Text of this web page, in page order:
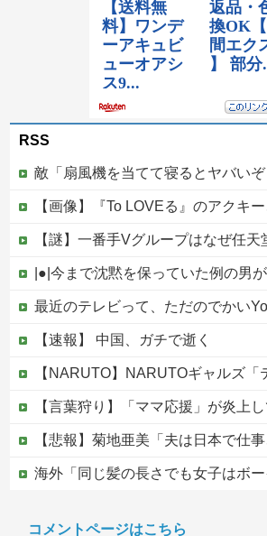
RSS
敵「扇風機を当てて寝るとヤバいぞ！」 ワイ「大丈夫
【画像】『To LOVEる』のアクキー、不評だ
【謎】一番手Vグループはなぜ任天堂からあそこ
|●|今まで沈黙を保っていた例の男が反高市活動を再開した模様、財務省
最近のテレビって、ただのでかいYouTube
【速報】 中国、ガチで逝く
【NARUTO】NARUTOギャルズ「テンテン再販)」フィ
【言葉狩り】「ママ応援」が炎上して謝
【悲報】菊地亜美「夫は日本で仕事、私と子供はマレーシア、夫は毎
海外「同じ髪の長さでも女子はボーイッシュ、男子は女っぽい扱いになる」
コメントページはこちら